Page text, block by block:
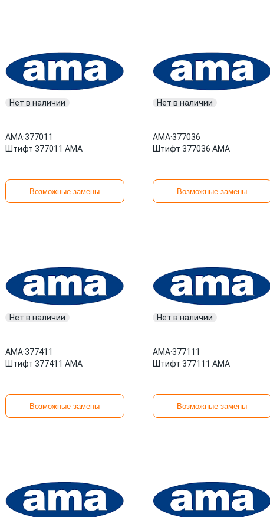
Нет в наличии
AMA·377011
Штифт 377011 AMA
Возможные замены
Нет в наличии
AMA·377036
Штифт 377036 AMA
Возможные замены
Нет в наличии
AMA·377411
Штифт 377411 AMA
Возможные замены
Нет в наличии
AMA·377111
Штифт 377111 AMA
Возможные замены